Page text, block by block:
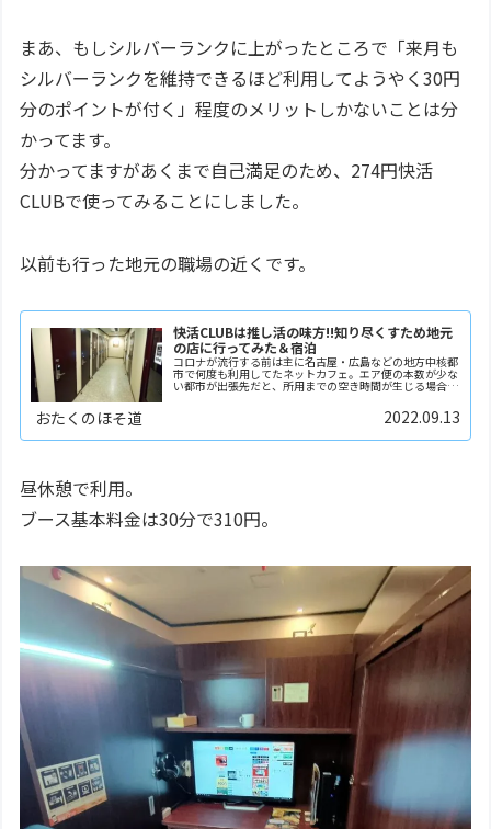
まあ、もしシルバーランクに上がったところで「来月も
シルバーランクを維持できるほど利用してようやく30円
分のポイントが付く」程度のメリットしかないことは分
かってます。
分かってますがあくまで自己満足のため、274円快活
CLUBで使ってみることにしました。
以前も行った地元の職場の近くです。
快活CLUBは推し活の味方!!知り尽くすため地元
の店に行ってみた＆宿泊
コロナが流行する前は主に名古屋・広島などの地方中核都
市で何度も利用してたネットカフェ。エア便の本数が少な
い都市が出張先だと、所用までの空き時間が生じる場合が
台車やらが当たり前だった自分でも、さすがにコロナ...
おたくのほそ道 2022.09.13
昼休憩で利用。
ブース基本料金は30分で310円。